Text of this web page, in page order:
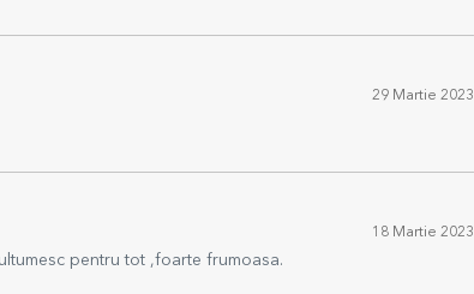
29 Martie 2023
18 Martie 2023
pentru tot ,foarte frumoasa.